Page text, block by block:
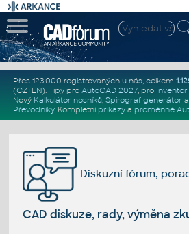
Přes 123.000 registrovaných u nás, celkem
(CZ+EN). Tipy pro AutoCAD 2027, pro
Nový Kalkulátor nosníků, Spirograf generátor a
Převodníky. Kompletní příkazya proměnné
Diskuzní fórum,
CAD diskuze, rady, výměna